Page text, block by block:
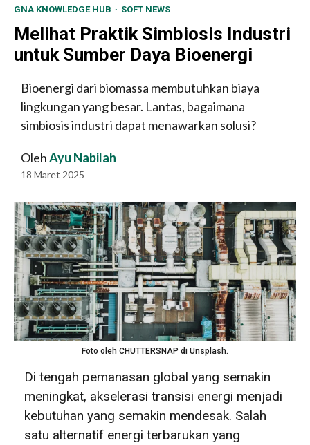
GNA KNOWLEDGE HUB SOFT NEWS
Melihat Praktik Simbiosis Industri
untuk Sumber Daya Bioenergi
Bioenergi dari biomassa membutuhkan biaya
lingkungan yang besar. Lantas, bagaimana
simbiosis industri dapat menawarkan solusi?
OlehAyu Nabilah
18 Maret 2025
Foto oleh CHUTTERSNAP di Unsplash.
Di tengah pemanasan global yang semakin
meningkat, akselerasi transisi energi menjadi
kebutuhan yang semakin mendesak. Salah
satu alternatif energi terbarukan yang